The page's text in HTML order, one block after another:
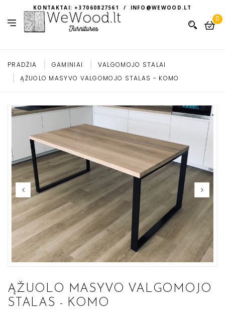
KONTAKTAI: +37060827561 / INFO@WEWOOD.LT
0
PRADŽIA GAMINIAI
VALGOMOJO STALAI
ĄŽUOLO MASYVO VALGOMOJO STALAS - KOMO
ĄŽUOLO MASYVO VALGOMOJO
STALAS - KOMO